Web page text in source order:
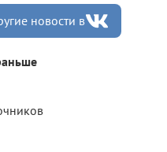
новости в